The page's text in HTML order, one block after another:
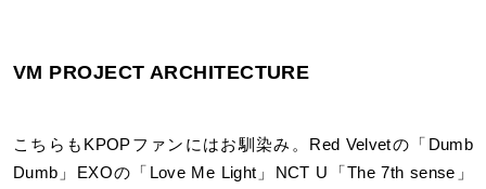
VM PROJECT ARCHITECTURE
こちらもKPOPファンにはお馴染み。Red Velvetの「Dumb
Dumb」EXOの「Love Me Light」NCT U「The 7th sense」